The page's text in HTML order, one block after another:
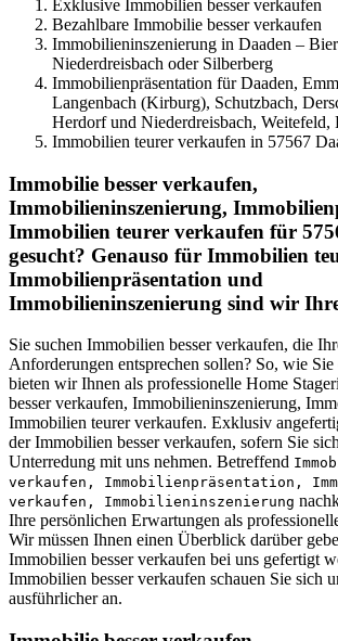
Exklusive Immobilien besser verkaufen
Bezahlbare Immobilie besser verkaufen
Immobilieninszenierung in Daaden –
Niederdreisbach oder Silberberg
Immobilienpräsentation für Daaden,
Langenbach (Kirburg), Schutzbach,
Herdorf und Niederdreisbach, Weitefeld,
Immobilien teurer verkaufen in 57567
Immobilie besser verkaufen,
Immobilieninszenierung,
Immobilien teurer verkaufen für
gesucht? Genauso für Immobilien
Immobilienpräsentation und
Immobilieninszenierung sind wir
Sie suchen Immobilien besser verkaufen, die
Anforderungen entsprechen sollen? So, wie
bieten wir Ihnen als professionelle Home
besser verkaufen, Immobilieninszenierung,
Immobilien teurer verkaufen. Exklusiv
der Immobilien besser verkaufen, sofern Sie
Unterredung mit uns nehmen. Betreffend
verkaufen, Immobilienpräsentation,
verkaufen, Immobilieninszenierung
Ihre persönlichen Erwartungen als
Wir müssen Ihnen einen Überblick darüber
Immobilien besser verkaufen bei uns gefertigt
Immobilien besser verkaufen schauen Sie sich
ausführlicher an.